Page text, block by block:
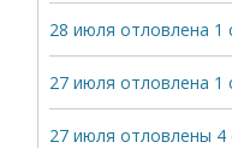
28 июля отловлена 1
27 июля отловлена 1
27 июля отловлены 4